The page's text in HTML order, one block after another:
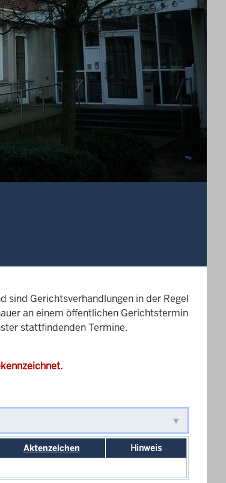
sind Gerichtsverhandlungen in der Regel
an einem öffentlichen Gerichtstermin
stattfindenden Termine.
Aktenzeichen
Hinweis